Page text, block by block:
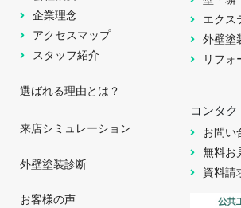
企業理念
アクセスマップ
スタッフ紹介
選ばれる理由とは？
エクス
外壁塗
リフォ
来店シミュレーション
外壁塗装診断
お客様の声
コンタク
お問い
無料お
資料請